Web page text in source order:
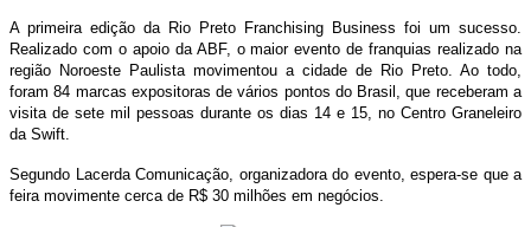
A primeira edição da Rio Preto Franchising Business foi um sucesso.
Realizado com o apoio da ABF, o maior evento de franquias realizado na
região Noroeste Paulista movimentou a cidade de Rio Preto. Ao todo,
foram 84 marcas expositoras de vários pontos do Brasil, que receberam a
visita de sete mil pessoas durante os dias 14 e 15, no Centro Graneleiro
da Swift.
Segundo Lacerda Comunicação, organizadora do evento, espera-se que a
feira movimente cerca de R$ 30 milhões em negócios.